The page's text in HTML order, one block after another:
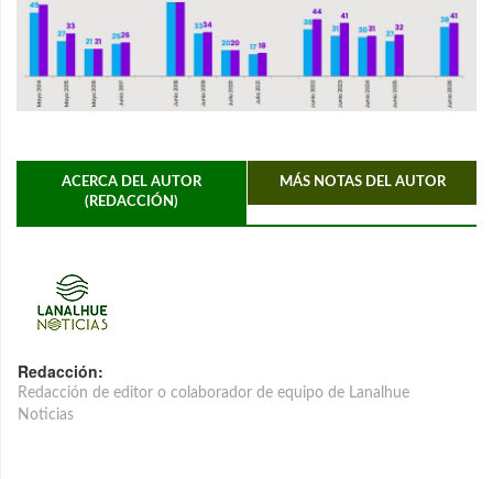
ACERCA DEL AUTOR
(REDACCIÓN)
MÁS NOTAS DEL AUTOR
Redacción:
Redacción de editor o colaborador de equipo de Lanalhue
Noticias